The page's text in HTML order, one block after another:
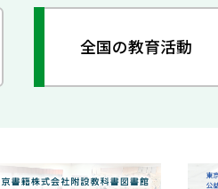
全国の教育活動